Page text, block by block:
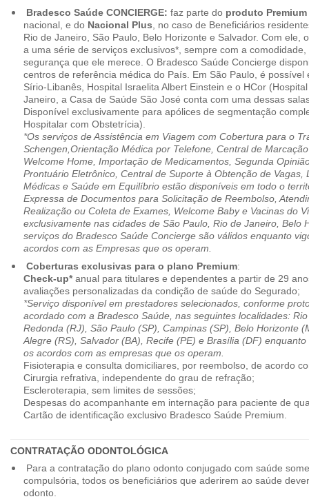
Bradesco Saúde CONCIERGE: faz parte do produto Premium
nacional, e do Nacional Plus , no caso de Beneficiários
Rio de Janeiro, São Paulo, Belo Horizonte e Salvador. Com ele,
a uma série de serviços exclusivos*, sempre com a
segurança que ele merece. O Bradesco Saúde Concierge
centros de referência médica do País. Em São Paulo, é possível
Sírio-Libanês, Hospital Israelita Albert Einstein e o HCor
Janeiro, a Casa de Saúde São José conta com uma dessas
Disponível exclusivamente para apólices de segmentação
Hospitalar com Obstetrícia).
*Os serviços de Assistência em Viagem com Cobertura para o
Schengen,Orientação Médica por Telefone, Central de
Welcome Home, Importação de Medicamentos, Segunda
Prontuário Eletrônico, Central de Suporte à Obtenção de Vagas,
Médicas e Saúde em Equilíbrio estão disponíveis em todo o
Expressa de Documentos para Solicitação de Reembolso,
Realização ou Coleta de Exames, Welcome Baby e Vacinas do
exclusivamente nas cidades de São Paulo, Rio de Janeiro, Belo
serviços do Bradesco Saúde Concierge são válidos enquanto
acordos com as Empresas que os operam.
Coberturas exclusivas para o plano Premium:
Check-up*anual para titulares e dependentes a partir de 29
avaliações personalizadas da condição de saúde do Segurado;
*Serviço disponível em prestadores selecionados, conforme
acordado com a Bradesco Saúde, nas seguintes localidades:
Redonda (RJ), São Paulo (SP), Campinas (SP), Belo Horizonte
Alegre (RS), Salvador (BA), Recife (PE) e Brasília (DF)
os acordos com as empresas que os operam.
Fisioterapia e consulta domiciliares, por reembolso, de acordo
Cirurgia refrativa, independente do grau de refração;
Escleroterapia, sem limites de sessões;
Despesas do acompanhante em internação para paciente de
Cartão de identificação exclusivo Bradesco Saúde Premium.
CONTRATAÇÃO ODONTOLÓGICA
Para a contratação do plano odonto conjugado com saúde
compulsória, todos os beneficiários que aderirem ao saúde
odonto.